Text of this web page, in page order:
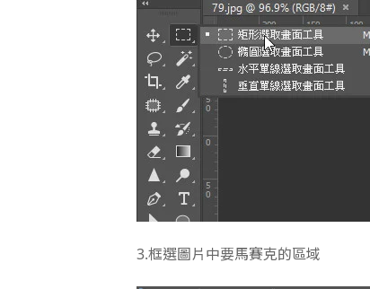
3.框選圖片中要馬賽克的區域